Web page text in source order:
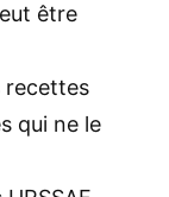
être
recettes
qui ne le